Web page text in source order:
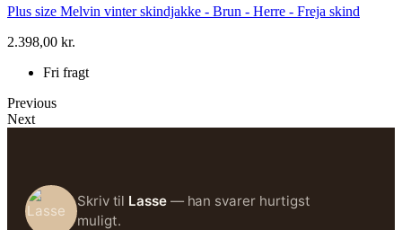
Plus size Melvin vinter skindjakke - Brun - Herre - Freja skind
2.398,00 kr.
Fri fragt
Previous
Next
Skriv til Lasse— han svarer hurtigst
muligt.